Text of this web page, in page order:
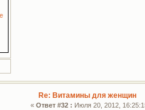
Re: Витамины для женщин
«Ответ #32 : Июля 20, 2012,